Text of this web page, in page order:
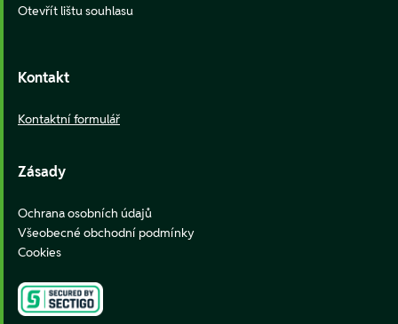
Otevřít lištu souhlasu
Kontakt
Kontaktní formulář
Zásady
Ochrana osobních údajů
Všeobecné obchodní podmínky
Cookies